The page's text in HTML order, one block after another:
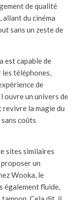
de qualité
du cinéma
sans un zeste de
est capable de
téléphones,
de
ouvre un univers de
la magie du
coûts
sites similaires
proposer un
Wooka, le
également fluide,